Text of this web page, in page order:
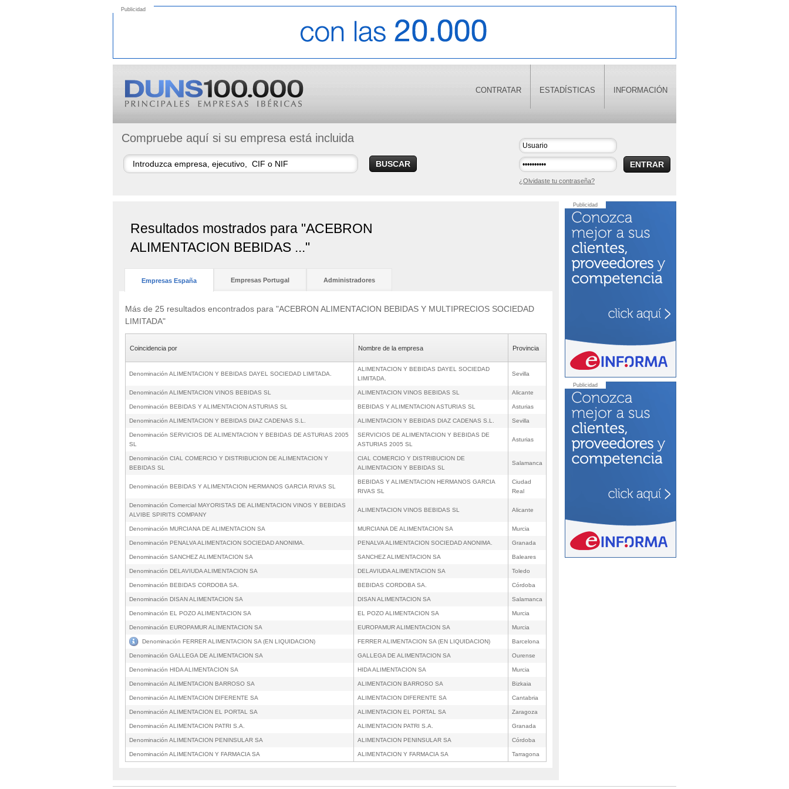
Publicidad
CONTRATAR ESTADÍSTICAS INFORMACIÓN
Compruebe aquí si su empresa está incluida
BUSCAR ENTRAR
¿Olvidaste tu contraseña?
Resultados mostrados para "ACEBRON
ALIMENTACION BEBIDAS ..."
Empresas España Empresas Portugal Administradores
Más de 25 resultados encontrados para "ACEBRON ALIMENTACION BEBIDAS Y MULTIPRECIOS SOCIEDAD
LIMITADA"
Coincidencia por Nombre de la empresa Provincia
Denominación ALIMENTACION Y BEBIDAS DAYEL SOCIEDAD LIMITADA.
ALIMENTACION Y BEBIDAS DAYEL SOCIEDAD
LIMITADA.
Sevilla
Denominación ALIMENTACION VINOS BEBIDAS SL ALIMENTACION VINOS BEBIDAS SL Alicante
Denominación BEBIDAS Y ALIMENTACION ASTURIAS SL BEBIDAS Y ALIMENTACION ASTURIAS SL Asturias
Denominación ALIMENTACION Y BEBIDAS DIAZ CADENAS S.L. ALIMENTACION Y BEBIDAS DIAZ CADENAS S.L. Sevilla
Denominación SERVICIOS DE ALIMENTACION Y BEBIDAS DE ASTURIAS 2005
SL
SERVICIOS DE ALIMENTACION Y BEBIDAS DE
ASTURIAS 2005 SL
Asturias
Denominación CIAL COMERCIO Y DISTRIBUCION DE ALIMENTACION Y
BEBIDAS SL
CIAL COMERCIO Y DISTRIBUCION DE
ALIMENTACION Y BEBIDAS SL
Salamanca
Denominación BEBIDAS Y ALIMENTACION HERMANOS GARCIA RIVAS SL
BEBIDAS Y ALIMENTACION HERMANOS GARCIA
RIVAS SL
Ciudad
Real
Denominación Comercial MAYORISTAS DE ALIMENTACION VINOS Y BEBIDAS
ALVIBE SPIRITS COMPANY
ALIMENTACION VINOS BEBIDAS SL Alicante
Denominación MURCIANA DE ALIMENTACION SA MURCIANA DE ALIMENTACION SA Murcia
Denominación PENALVA ALIMENTACION SOCIEDAD ANONIMA. PENALVA ALIMENTACION SOCIEDAD ANONIMA. Granada
Denominación SANCHEZ ALIMENTACION SA SANCHEZ ALIMENTACION SA Baleares
Denominación DELAVIUDA ALIMENTACION SA DELAVIUDA ALIMENTACION SA Toledo
Denominación BEBIDAS CORDOBA SA. BEBIDAS CORDOBA SA. Córdoba
Denominación DISAN ALIMENTACION SA DISAN ALIMENTACION SA Salamanca
Denominación EL POZO ALIMENTACION SA EL POZO ALIMENTACION SA Murcia
Denominación EUROPAMUR ALIMENTACION SA EUROPAMUR ALIMENTACION SA Murcia
Denominación FERRER ALIMENTACION SA (EN LIQUIDACION) FERRER ALIMENTACION SA (EN LIQUIDACION) Barcelona
Denominación GALLEGA DE ALIMENTACION SA GALLEGA DE ALIMENTACION SA Ourense
Denominación HIDA ALIMENTACION SA HIDA ALIMENTACION SA Murcia
Denominación ALIMENTACION BARROSO SA ALIMENTACION BARROSO SA Bizkaia
Denominación ALIMENTACION DIFERENTE SA ALIMENTACION DIFERENTE SA Cantabria
Denominación ALIMENTACION EL PORTAL SA ALIMENTACION EL PORTAL SA Zaragoza
Denominación ALIMENTACION PATRI S.A. ALIMENTACION PATRI S.A. Granada
Denominación ALIMENTACION PENINSULAR SA ALIMENTACION PENINSULAR SA Córdoba
Denominación ALIMENTACION Y FARMACIA SA ALIMENTACION Y FARMACIA SA Tarragona
Publicidad
Publicidad